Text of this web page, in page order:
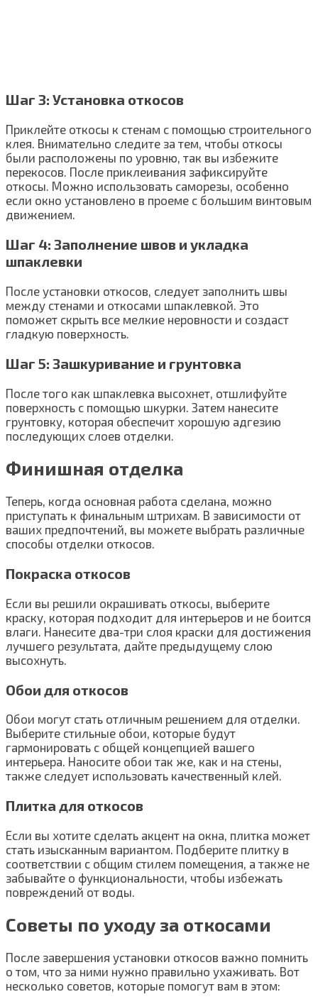
Шаг 3: Установка откосов
Приклейте откосы к стенам с помощью строительного
клея. Внимательно следите за тем, чтобы откосы
были расположены по уровню, так вы избежите
перекосов. После приклеивания зафиксируйте
откосы. Можно использовать саморезы, особенно
если окно установлено в проеме с большим винтовым
движением.
Шаг 4: Заполнение швов и укладка
шпаклевки
После установки откосов, следует заполнить швы
между стенами и откосами шпаклевкой. Это
поможет скрыть все мелкие неровности и создаст
гладкую поверхность.
Шаг 5: Зашкуривание и грунтовка
После того как шпаклевка высохнет, отшлифуйте
поверхность с помощью шкурки. Затем нанесите
грунтовку, которая обеспечит хорошую адгезию
последующих слоев отделки.
Финишная отделка
Теперь, когда основная работа сделана, можно
приступать к финальным штрихам. В зависимости от
ваших предпочтений, вы можете выбрать различные
способы отделки откосов.
Покраска откосов
Если вы решили окрашивать откосы, выберите
краску, которая подходит для интерьеров и не боится
влаги. Нанесите два-три слоя краски для достижения
лучшего результата, дайте предыдущему слою
высохнуть.
Обои для откосов
Обои могут стать отличным решением для отделки.
Выберите стильные обои, которые будут
гармонировать с общей концепцией вашего
интерьера. Наносите обои так же, как и на стены,
также следует использовать качественный клей.
Плитка для откосов
Если вы хотите сделать акцент на окна, плитка может
стать изысканным вариантом. Подберите плитку в
соответствии с общим стилем помещения, а также не
забывайте о функциональности, чтобы избежать
повреждений от воды.
Советы по уходу за откосами
После завершения установки откосов важно помнить
о том, что за ними нужно правильно ухаживать. Вот
несколько советов, которые помогут вам в этом: